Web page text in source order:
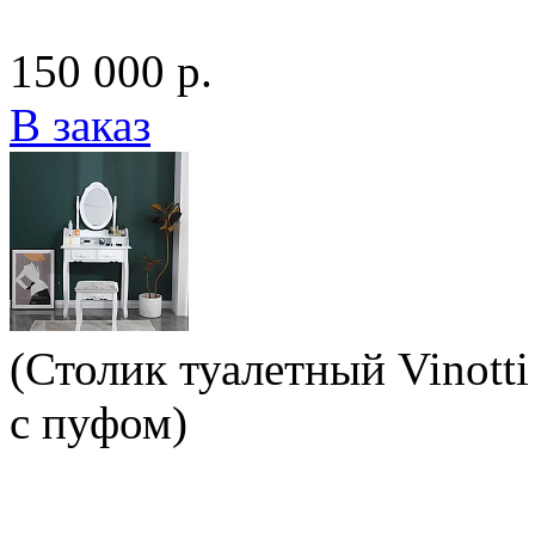
150 000 р.
В заказ
(Столик туалетный
с пуфом)